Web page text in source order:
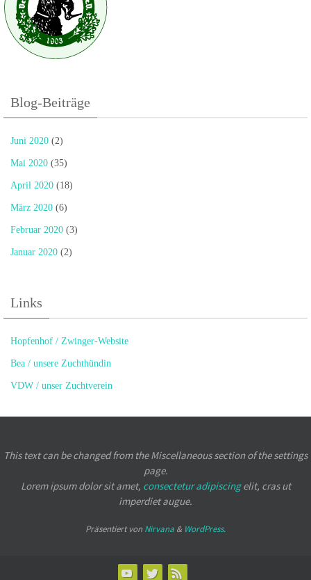
Blog-Beiträge
Juni 2020 (2)
Mai 2020 (35)
April 2020 (18)
März 2020 (6)
Februar 2020 (3)
Januar 2020 (2)
Links
Hopfenhof / Zwinger-Website
Bea / unsere Zuchthündin
VDW / unser Zuchtverein
This text can be changed from the Miscellaneous section of the settings
page.
Lorem ipsumdolor sit amet, consectetur adipiscingelit, cras ut
imperdiet augue.
Präsentiert von Nirvana & WordPress.